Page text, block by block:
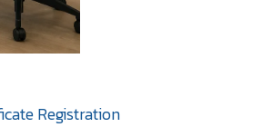
Registration